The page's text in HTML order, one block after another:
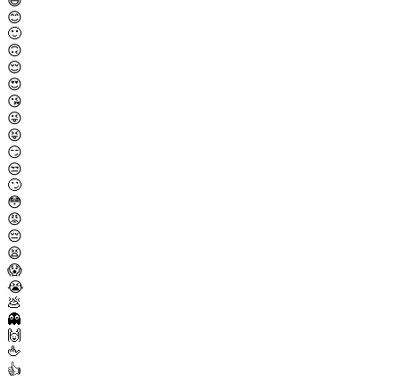
😊
🙂
🙃
😌
😍
😘
😜
😝
😏
😒
🙄
😳
😡
😔
😫
😱
😭
💩
👻
🙌
🖕
👍